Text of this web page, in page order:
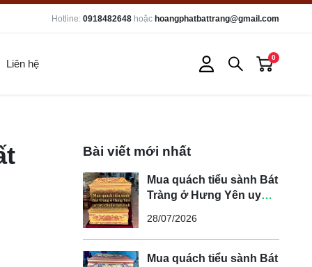
Hotline: 0918482648 hoặc hoangphatbattrang@gmail.com
Liên hệ
0
Bài viết mới nhất
Mua quách tiểu sành Bát
Tràng ở Hưng Yên uy
28/07/2026
Mua quách tiểu sành Bát